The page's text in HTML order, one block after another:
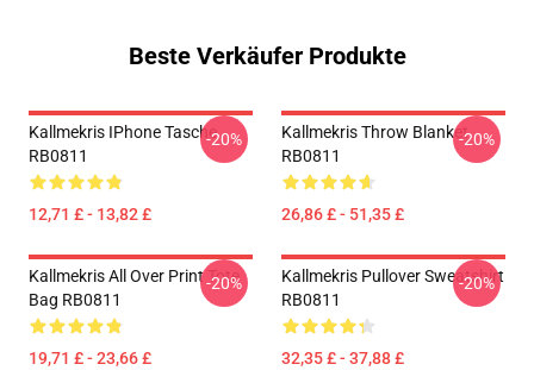
Beste Verkäufer Produkte
Kallmekris IPhone Tasche
RB0811
12,71 £ - 13,82 £
-20%
Kallmekris Throw Blanket
RB0811
26,86 £ - 51,35 £
-20%
Kallmekris All Over Print Tote
Bag RB0811
19,71 £ - 23,66 £
-20%
Kallmekris Pullover Sweatshirt
RB0811
32,35 £ - 37,88 £
-20%